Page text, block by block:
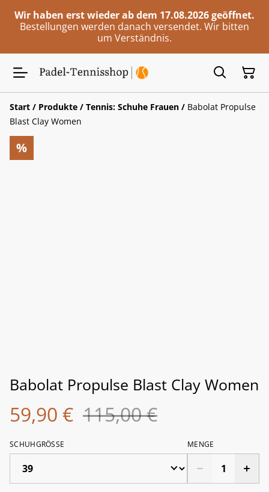
Wir haben erst wieder ab dem 17.08.2026 geöffnet.
Bestellungen werden danach versendet. Wir bitten
um Verständnis.
Start / Produkte / Tennis: Schuhe Frauen / Babolat Propulse
Blast Clay Women
%
Babolat Propulse Blast Clay Women
59,90 € 115,00 €
SCHUHGRÖSSE MENGE